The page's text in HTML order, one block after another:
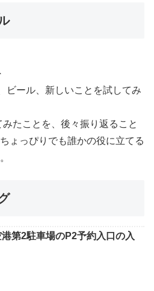
ール、新しいことを試してみ
たことを、後々振り返ること
ょっぴりでも誰かの役に立てる
第2駐車場のP2予約入口の入